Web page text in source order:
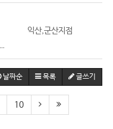
익산,군산지점
날짜순 목록 글쓰기
10